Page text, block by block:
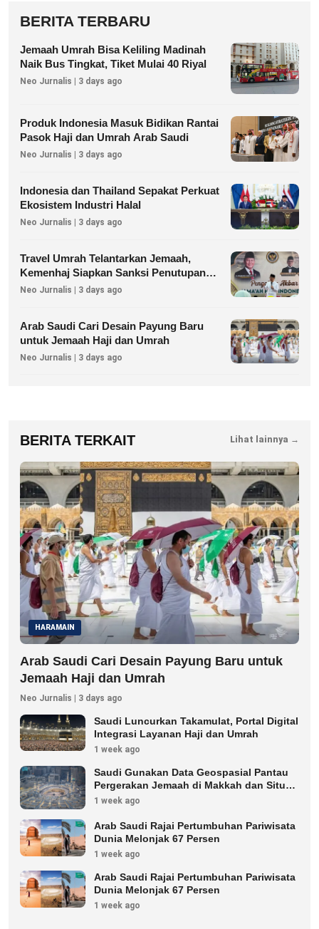
BERITA TERBARU
Jemaah Umrah Bisa Keliling Madinah
Naik Bus Tingkat, Tiket Mulai 40 Riyal
Neo Jurnalis | 3 days ago
Produk Indonesia Masuk Bidikan Rantai
Pasok Haji dan Umrah Arab Saudi
Neo Jurnalis | 3 days ago
Indonesia dan Thailand Sepakat Perkuat
Ekosistem Industri Halal
Neo Jurnalis | 3 days ago
Travel Umrah Telantarkan Jemaah,
Kemenhaj Siapkan Sanksi Penutupan
Izin hingga Pidana
Neo Jurnalis | 3 days ago
Arab Saudi Cari Desain Payung Baru
untuk Jemaah Haji dan Umrah
Neo Jurnalis | 3 days ago
BERITA TERKAIT Lihat lainnya →
HARAMAIN
Arab Saudi Cari Desain Payung Baru untuk
Jemaah Haji dan Umrah
Neo Jurnalis | 3 days ago
Saudi Luncurkan Takamulat, Portal Digital
Integrasi Layanan Haji dan Umrah
1 week ago
Saudi Gunakan Data Geospasial Pantau
Pergerakan Jemaah di Makkah dan Situs
Suci
1 week ago
Arab Saudi Rajai Pertumbuhan Pariwisata
Dunia Melonjak 67 Persen
1 week ago
Arab Saudi Rajai Pertumbuhan Pariwisata
Dunia Melonjak 67 Persen
1 week ago